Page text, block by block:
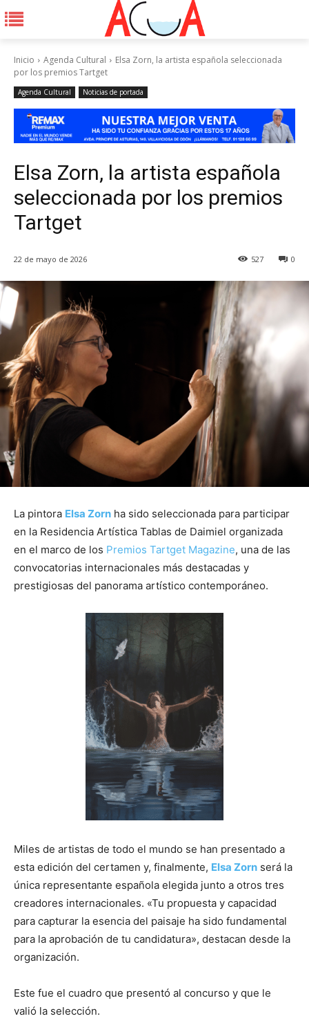
Inicio Agenda Cultural
Elsa Zorn, la artista española seleccionada
por los premios Tartget
Agenda Cultural Noticias de portada
Elsa Zorn, la artista española
seleccionada por los premios
Tartget
22 de mayo de 2026 0
527
La pintora Elsa Zorn ha sido seleccionada para participar
en la Residencia Artística Tablas de Daimiel organizada
en el marco de los Premios Tartget Magazine, una de las
convocatorias internacionales más destacadas y
prestigiosas del panorama artístico contemporáneo.
Miles de artistas de todo el mundo se han presentado a
esta edición del certamen y, finalmente, Elsa Zorn será la
única representante española elegida junto a otros tres
creadores internacionales. «Tu propuesta y capacidad
para capturar la esencia del paisaje ha sido fundamental
para la aprobación de tu candidatura», destacan desde la
organización.
Este fue el cuadro que presentó al concurso y que le
valió la selección.